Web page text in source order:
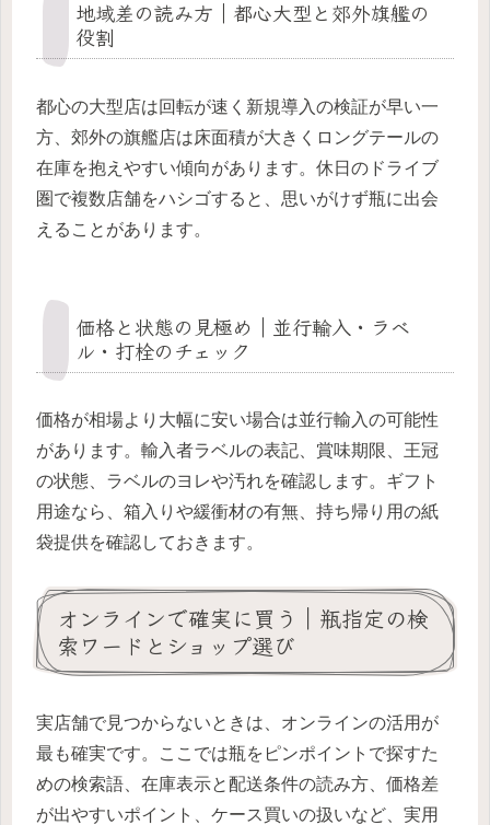
地域差の読み方｜都心大型と郊外旗艦の
役割
都心の大型店は回転が速く新規導入の検証が早い一
方、郊外の旗艦店は床面積が大きくロングテールの
在庫を抱えやすい傾向があります。休日のドライブ
圏で複数店舗をハシゴすると、思いがけず瓶に出会
えることがあります。
価格と状態の見極め｜並行輸入・ラベ
ル・打栓のチェック
価格が相場より大幅に安い場合は並行輸入の可能性
があります。輸入者ラベルの表記、賞味期限、王冠
の状態、ラベルのヨレや汚れを確認します。ギフト
用途なら、箱入りや緩衝材の有無、持ち帰り用の紙
袋提供を確認しておきます。
オンラインで確実に買う｜瓶指定の検
索ワードとショップ選び
実店舗で見つからないときは、オンラインの活用が
最も確実です。ここでは瓶をピンポイントで探すた
めの検索語、在庫表示と配送条件の読み方、価格差
が出やすいポイント、ケース買いの扱いなど、実用